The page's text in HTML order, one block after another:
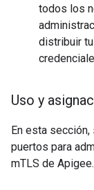
todos los
distribuir
Uso y
En esta
puertos para
mTLS de Apigee.